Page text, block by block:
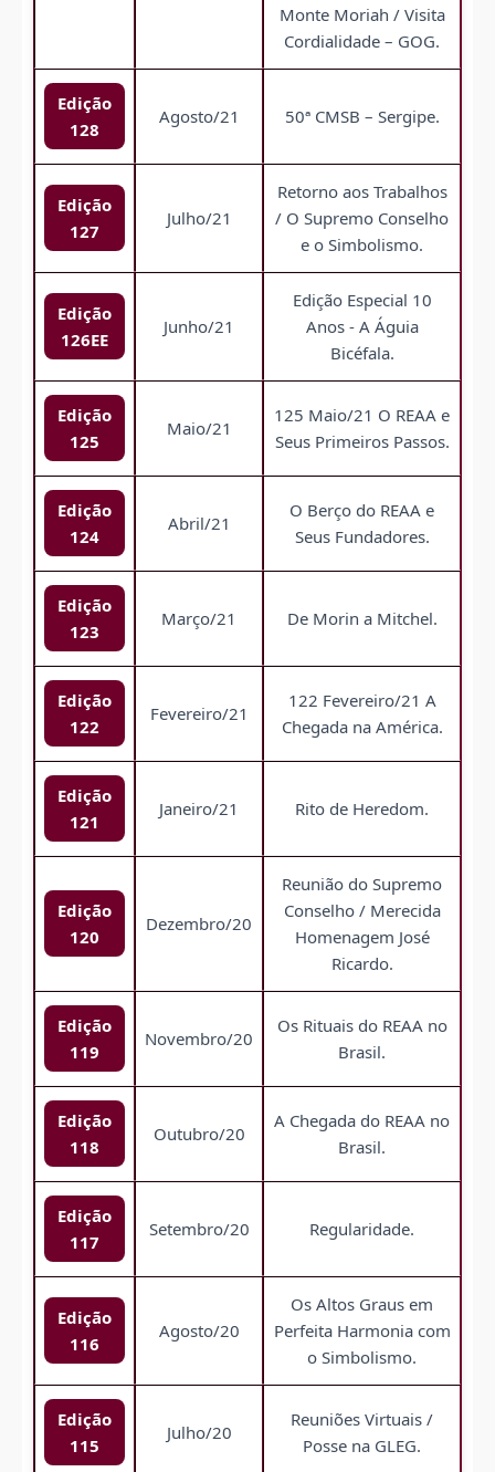
Monte Moriah / Visita
Cordialidade – GOG.
Edição
128
Agosto/21 50ª CMSB – Sergipe.
Edição
127
Julho/21
Retorno aos Trabalhos
/ O Supremo Conselho
e o Simbolismo.
Edição
126EE
Junho/21
Edição Especial 10
Anos - A Águia
Bicéfala.
Edição
125
Maio/21
125 Maio/21 O REAA e
Seus Primeiros Passos.
Edição
124
Abril/21
O Berço do REAA e
Seus Fundadores.
Edição
123
Março/21 De Morin a Mitchel.
Edição
122
Fevereiro/21
122 Fevereiro/21 A
Chegada na América.
Edição
121
Janeiro/21 Rito de Heredom.
Edição
120
Dezembro/20
Reunião do Supremo
Conselho / Merecida
Homenagem José
Ricardo.
Edição
119
Novembro/20
Os Rituais do REAA no
Brasil.
Edição
118
Outubro/20
A Chegada do REAA no
Brasil.
Edição
117
Setembro/20 Regularidade.
Edição
116
Agosto/20
Os Altos Graus em
Perfeita Harmonia com
o Simbolismo.
Edição
115
Julho/20
Reuniões Virtuais /
Posse na GLEG.